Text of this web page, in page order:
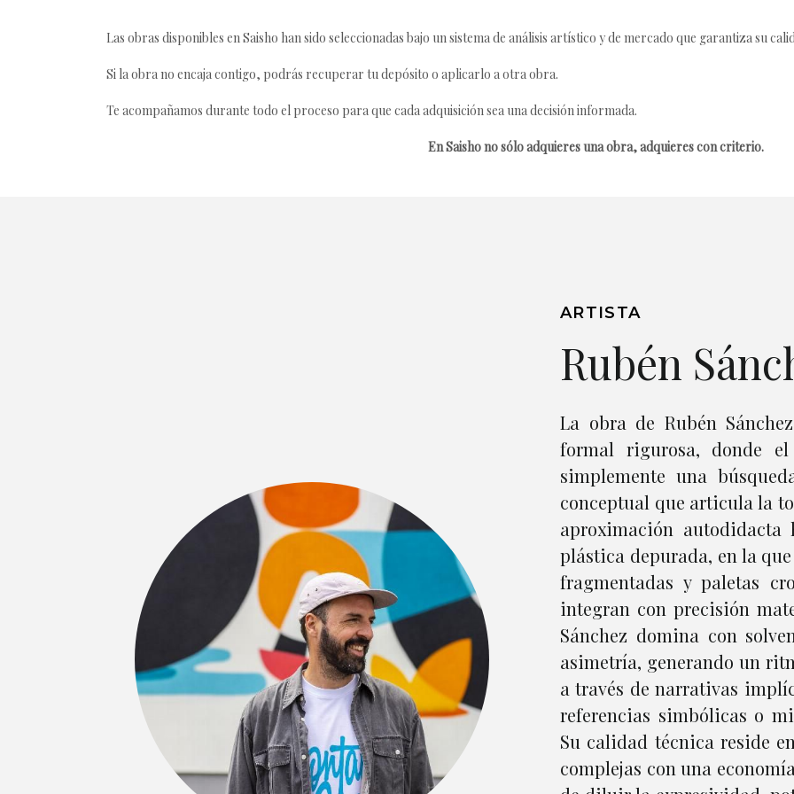
Las obras disponibles en Saisho han sido seleccionadas bajo un sistema de análisis artístico y de mercado que garantiza su
Si la obra no encaja contigo, podrás recuperar tu depósito o aplicarlo a otra obra.
Te acompañamos durante todo el proceso para que cada adquisición sea una decisión informada.
En Saisho no sólo adquieres una obra, adquieres con criterio.
ARTISTA
Rubén
La obra de Rubén
formal rigurosa, donde
simplemente una
conceptual que articula la
aproximación
plástica depurada, en la
fragmentadas y paletas
integran con precisión
Sánchez domina con
asimetría, generando un
a través de narrativas
referencias simbólicas o
Su calidad técnica reside
complejas con una